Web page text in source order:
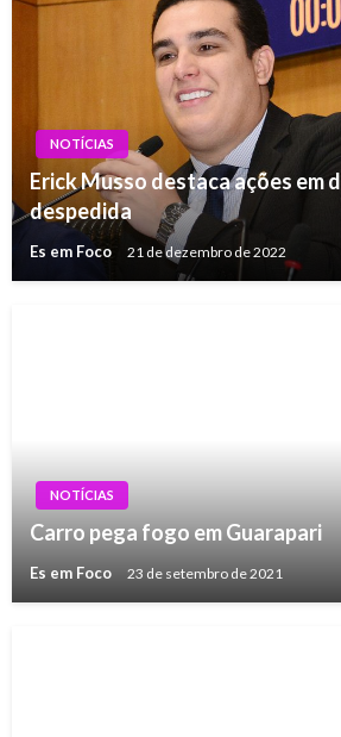
NOTÍCIAS
Erick Musso destaca ações em
despedida
Es em Foco 21 de dezembro de 2022
NOTÍCIAS
Carro pega fogo em Guarapari
Es em Foco 23 de setembro de 2021